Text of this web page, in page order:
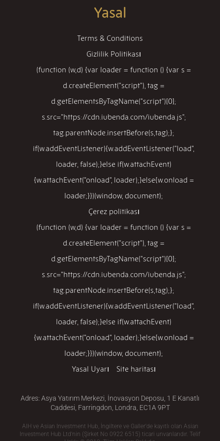
Yasal
Terms & Conditions
Gizlilik Politikası
(function (w,d) {var loader = function () {var s =
d.createElement("script"), tag =
d.getElementsByTagName("script")[0];
s.src="https://cdn.iubenda.com/iubenda.js";
tag.parentNode.insertBefore(s,tag);};
if(w.addEventListener){w.addEventListener("load",
loader, false);}else if(w.attachEvent)
{w.attachEvent("onload", loader);}else{w.onload =
loader;}})(window, document);
Çerez politikası
(function (w,d) {var loader = function () {var s =
d.createElement("script"), tag =
d.getElementsByTagName("script")[0];
s.src="https://cdn.iubenda.com/iubenda.js";
tag.parentNode.insertBefore(s,tag);};
if(w.addEventListener){w.addEventListener("load",
loader, false);}else if(w.attachEvent)
{w.attachEvent("onload", loader);}else{w.onload =
loader;}})(window, document);
Yasal Uyarı
Site haritası
Adres: Asya Yatırım Merkezi, İnovasyon Deposu, 1 E Kanatlı
Caddesi, Farringdon, Londra, EC1A 9PT
AIH ve Asian Investment Hub, İngiltere ve Galler'de kayıtlı olan Asian
Investment Hub Ltd'nin (Şirket No 0922 6515) ticari unvanlarıdır. Telif